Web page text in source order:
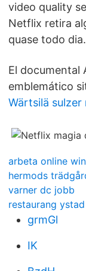
video quality
Netflix retira
quase todo dia.
El documental
emblemático
Wärtsilä
arbeta online
hermods
varner dc jobb
restaurang
grmGl
IK